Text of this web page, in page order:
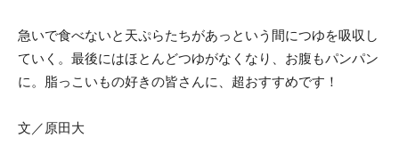
急いで食べないと天ぷらたちがあっという間につゆを吸収し
ていく。最後にはほとんどつゆがなくなり、お腹もパンパン
に。脂っこいもの好きの皆さんに、超おすすめです！
文／原田大